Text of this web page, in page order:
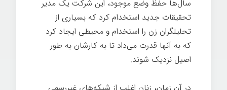
سال‌ها حفظ وضع موجود، این شرکت یک مدیر
تحقیقات جدید استخدام کرد که بسیاری از
تحلیلگران زن را استخدام و محیطی ایجاد کرد
که به آنها قدرت می‌داد تا به کارشان به طور
اصیل نزدیک شوند.